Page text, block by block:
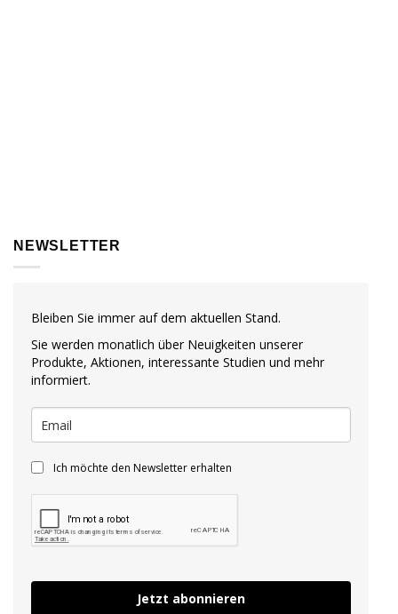
NEWSLETTER
Bleiben Sie immer auf dem aktuellen Stand.
Sie werden monatlich über Neuigkeiten unserer
Produkte, Aktionen, interessante Studien und mehr
informiert.
Ich möchte den Newsletter erhalten
Jetzt abonnieren